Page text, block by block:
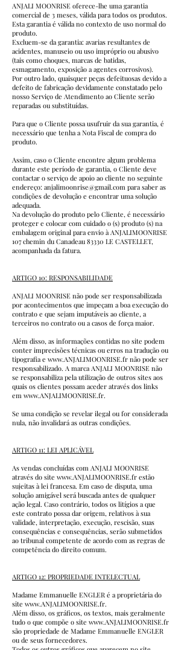
ANJALI MOONRISE oferece-lhe uma garantia
comercial de 3 meses, válida para todos os produtos.
Esta garantia é válida no contexto de uso normal do
produto.
Excluem-se da garantia: avarias resultantes de
acidentes, manuseio ou uso impróprio ou abusivo
(tais como choques, marcas de batidas,
esmagamento, exposição a agentes corrosivos).
Por outro lado, quaisquer peças defeituosas devido a
defeito de fabricação devidamente constatado pelo
nosso Serviço de Atendimento ao Cliente serão
reparadas ou substituídas.
Para que o Cliente possa usufruir da sua garantia, é
necessário que tenha a Nota Fiscal de compra do
produto.
Assim, caso o Cliente encontre algum problema
durante este período de garantia, o Cliente deve
contactar o serviço de apoio ao cliente no seguinte
endereço: anjalimoonrise@gmail.com para saber as
condições de devolução e encontrar uma solução
adequada.
Na devolução do produto pelo Cliente, é necessário
proteger e colocar com cuidado o (s) produto (s) na
embalagem original para envio à ANJALIMOONRISE
107 chemin du Canadeau 83330 LE CASTELLET,
acompanhada da fatura.
ARTIGO 10: RESPONSABILIDADE
ANJALI MOONRISE não pode ser responsabilizada
por acontecimentos que impeçam a boa execução do
contrato e que sejam imputáveis ao cliente, a
terceiros no contrato ou a casos de força maior.
Além disso, as informações contidas no site podem
conter imprecisões técnicas ou erros na tradução ou
tipografia e www.ANJALIMOONRISE.fr não pode ser
responsabilizado. A marca ANJALI MOONRISE não
se responsabiliza pela utilização de outros sites aos
quais os clientes possam aceder através dos links
em www.ANJALIMOONRISE.fr.
Se uma condição se revelar ilegal ou for considerada
nula, não invalidará as outras condições.
ARTIGO 11: LEI APLICÁVEL
As vendas concluídas com ANJALI MOONRISE
através do site www.ANJALIMOONRISE.fr estão
sujeitas à lei francesa. Em caso de disputa, uma
solução amigável será buscada antes de qualquer
ação legal. Caso contrário, todos os litígios a que
este contrato possa dar origem, relativos à sua
validade, interpretação, execução, rescisão, suas
consequências e consequências, serão submetidos
ao tribunal competente de acordo com as regras de
competência do direito comum.
ARTIGO 12: PROPRIEDADE INTELECTUAL
Madame Emmanuelle ENGLER é a proprietária do
site www.ANJALIMOONRISE.fr.
Além disso, os gráficos, os textos, mais geralmente
tudo o que compõe o site www.ANJALIMOONRISE.fr
são propriedade de Madame Emmanuelle ENGLER
ou de seus fornecedores.